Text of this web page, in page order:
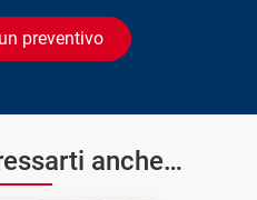
preventivo
anche…